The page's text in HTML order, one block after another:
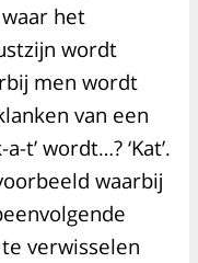
het
wordt
men wordt
van een
t’ wordt…? ‘Kat’.
waarbij
verwisselen